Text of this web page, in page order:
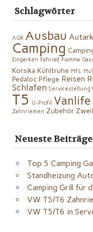
Schlagwörter
AGR Ausbau Autark
Camping
Einparken Fahrrad Fiamma
Korsika Kühltruhe MFL
Pedaloc Pflege Reisen
Schlafen Servicestellung
T5 U-Profil Vanlife
Zahnriemen Zubehör
Neueste Beiträge
Top 5 Camping
Standheizung
Camping Grill für
VW T5/T6
VW T5/T6 in